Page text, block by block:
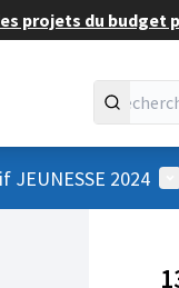
projets du budget
2024